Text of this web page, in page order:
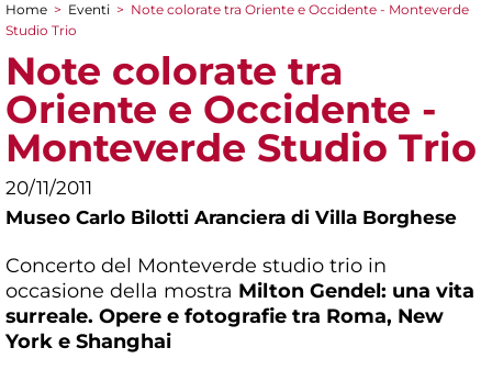
Tu sei qui
Home > Eventi > Note colorate tra Oriente e Occidente - Monteverde
Studio Trio
Note colorate tra
Oriente e Occidente -
Monteverde Studio Trio
20/11/2011
Museo Carlo Bilotti Aranciera di Villa Borghese
Concerto del Monteverde studio trio in
occasione della mostra Milton Gendel: una vita
surreale. Opere e fotografie tra Roma, New
York e Shanghai